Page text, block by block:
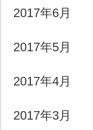
2017年6月
2017年5月
2017年4月
2017年3月